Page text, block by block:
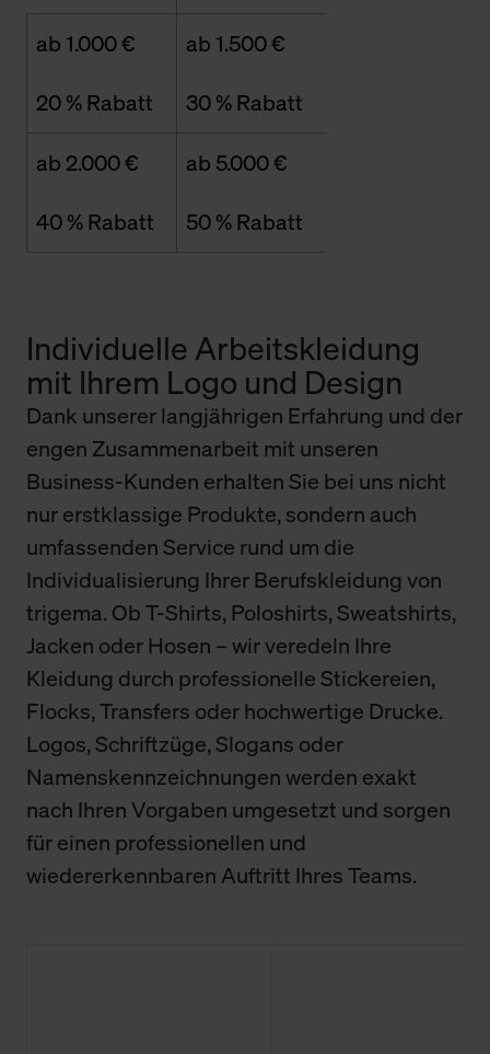
ab 1.000 €
20 % Rabatt
ab 1.500 €
30 % Rabatt
ab 2.000 €
40 % Rabatt
ab 5.000 €
50 % Rabatt
Individuelle Arbeitskleidung
mit Ihrem Logo und Design
Dank unserer langjährigen Erfahrung und der
engen Zusammenarbeit mit unseren
Business-Kunden erhalten Sie bei uns nicht
nur erstklassige Produkte, sondern auch
umfassenden Service rund um die
Individualisierung Ihrer Berufskleidung von
trigema. Ob T-Shirts, Poloshirts, Sweatshirts,
Jacken oder Hosen – wir veredeln Ihre
Kleidung durch professionelle Stickereien,
Flocks, Transfers oder hochwertige Drucke.
Logos, Schriftzüge, Slogans oder
Namenskennzeichnungen werden exakt
nach Ihren Vorgaben umgesetzt und sorgen
für einen professionellen und
wiedererkennbaren Auftritt Ihres Teams.